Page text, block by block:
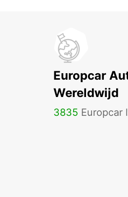
Europcar
Wereldwijd
3835 Europcar